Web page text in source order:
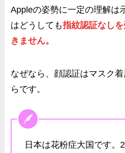
Appleの姿勢に一定の理解は
はどうしても指紋認証なし
きません。
なぜなら、 顔認証はマスク
らです。
日本は花粉症大国です。